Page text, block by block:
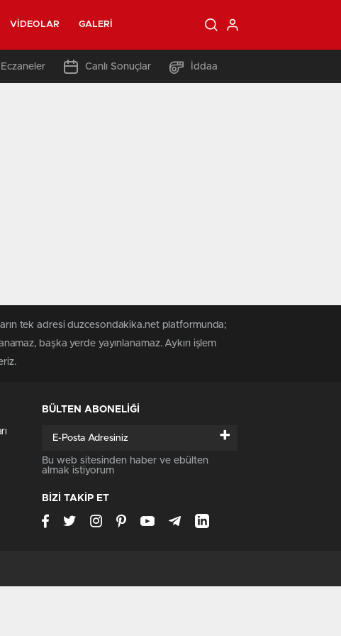
VIDEOLAR GALERI
Eczaneler Canlı Sonuçlar İddaa
tek adresi duzcesondakika.net platformunda;
başka yerde yayınlanamaz. Aykırı işlem
BÜLTEN ABONELİĞİ
+
Bu web sitesinden haber ve ebülten
almak istiyorum
BİZİ TAKİP ET